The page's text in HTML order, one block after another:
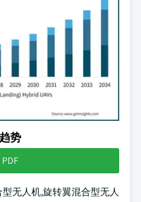
势
无人机,旋转翼混合型无人